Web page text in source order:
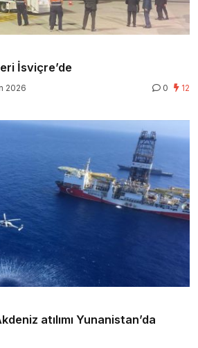
İsviçre’de
2026 0 12
atılımı Yunanistan’da